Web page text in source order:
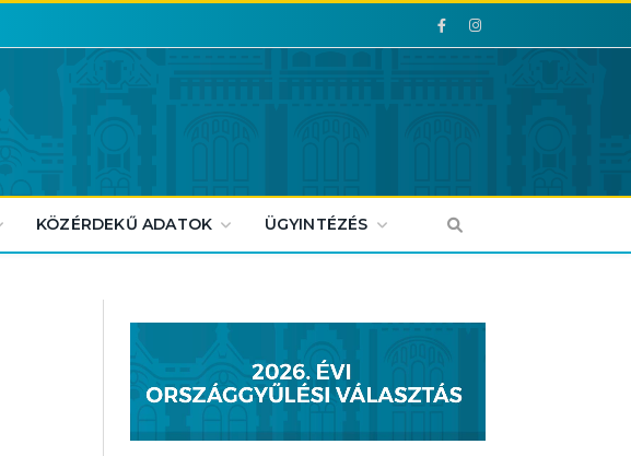
Facebook
Facebook
KÖZÉRDEKŰ ADATOK ÜGYINTÉZÉS